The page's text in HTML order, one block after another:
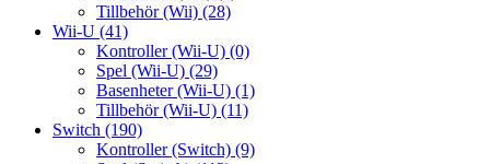
Tillbehör (Wii) (28)
Wii-U (41)
Kontroller (Wii-U) (0)
Spel (Wii-U) (29)
Basenheter (Wii-U) (1)
Tillbehör (Wii-U) (11)
Switch (190)
Kontroller (Switch) (9)